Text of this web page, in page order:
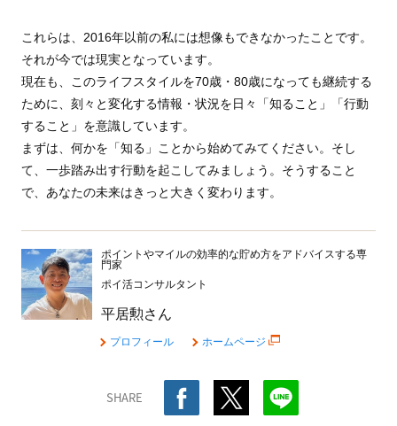
これらは、2016年以前の私には想像もできなかったことです。
それが今では現実となっています。
現在も、このライフスタイルを70歳・80歳になっても継続する
ために、刻々と変化する情報・状況を日々「知ること」「行動
すること」を意識しています。
まずは、何かを「知る」ことから始めてみてください。そし
て、一歩踏み出す行動を起こしてみましょう。そうすること
で、あなたの未来はきっと大きく変わります。
ポイントやマイルの効率的な貯め方をアドバイスする専
門家
ポイ活コンサルタント
平居勲さん
プロフィール ホームページ
SHARE